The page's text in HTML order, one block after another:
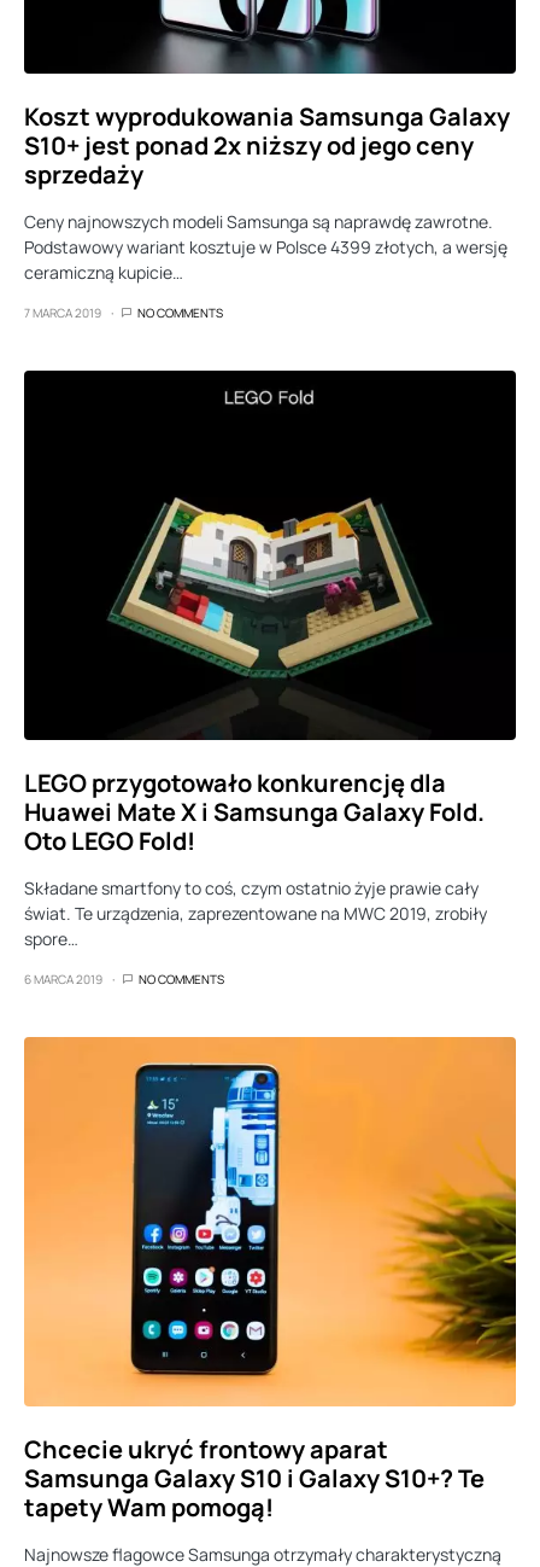
Koszt wyprodukowania Samsunga Galaxy
S10+ jest ponad 2x niższy od jego ceny
sprzedaży
Ceny najnowszych modeli Samsunga są naprawdę zawrotne.
Podstawowy wariant kosztuje w Polsce 4399 złotych, a wersję
ceramiczną kupicie…
7 MARCA 2019 NO COMMENTS
LEGO przygotowało konkurencję dla
Huawei Mate X i Samsunga Galaxy Fold.
Oto LEGO Fold!
Składane smartfony to coś, czym ostatnio żyje prawie cały
świat. Te urządzenia, zaprezentowane na MWC 2019, zrobiły
spore…
6 MARCA 2019 NO COMMENTS
Chcecie ukryć frontowy aparat
Samsunga Galaxy S10 i Galaxy S10+? Te
tapety Wam pomogą!
Najnowsze flagowce Samsunga otrzymały charakterystyczną